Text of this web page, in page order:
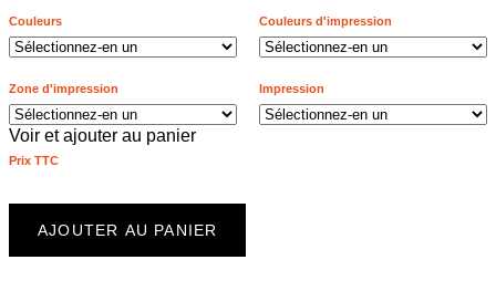
Couleurs Couleurs d'impression
Zone d'impression Impression
Voir et ajouter au panier
Prix ​​TTC
AJOUTER AU PANIER